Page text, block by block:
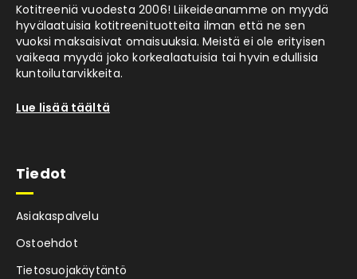
Kotitreeniä vuodesta 2006! Liikeideanamme on myydä
hyvälaatuisia kotitreenituotteita ilman että ne sen
vuoksi maksaisivat omaisuuksia. Meistä ei ole erityisen
vaikeaa myydä joko korkealaatuisia tai hyvin edullisia
kuntoilutarvikkeita.
Lue lisää täältä
Tiedot
Asiakaspalvelu
Ostoehdot
Tietosuojakäytäntö